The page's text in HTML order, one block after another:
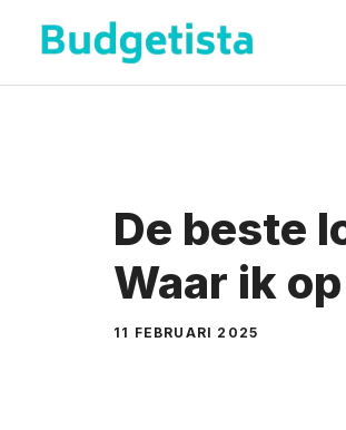
naar
de
De beste
Waar ik
11 FEBRUARI 2025